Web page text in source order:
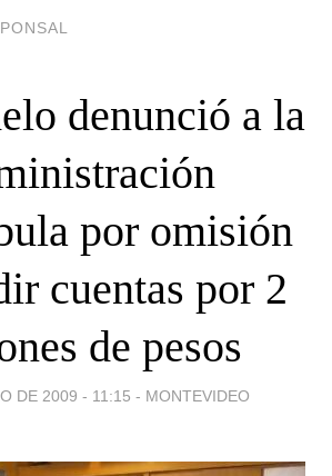
denunció a la
por omisión
cuentas por 2
de pesos
DE 2009 - 11:15 - MONTEVIDEO